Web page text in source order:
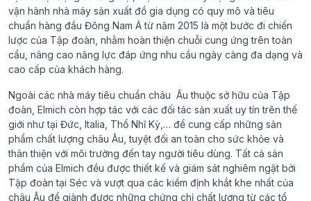
vận hành nhà máy sản xuất đồ gia dụng có quy mô và tiêu
chuẩn hàng đầu Đông Nam Á từ năm 2015 là một bước đi chiến
lược của Tập đoàn, nhằm hoàn thiện chuỗi cung ứng trên toàn
cầu, nâng cao năng lực đáp ứng nhu cầu ngày càng đa dạng và
cao cấp của khách hàng.
Ngoài các nhà máy tiêu chuẩn châu Âu thuộc sở hữu của Tập
đoàn, Elmich còn hợp tác với các đối tác sản xuất uy tín trên thế
giới như tại Đức, Italia, Thổ Nhĩ Kỳ,… để cung cấp những sản
phẩm chất lượng châu Âu, tuyệt đối an toàn cho sức khỏe và
thân thiện với môi trường đến tay người tiêu dùng. Tất cả sản
phẩm của Elmich đều được thiết kế và giám sát nghiêm ngặt bởi
Tập đoàn tại Séc và vượt qua các kiểm định khắt khe nhất của
châu Âu để giành được những chứng chỉ chất lượng từ các tổ